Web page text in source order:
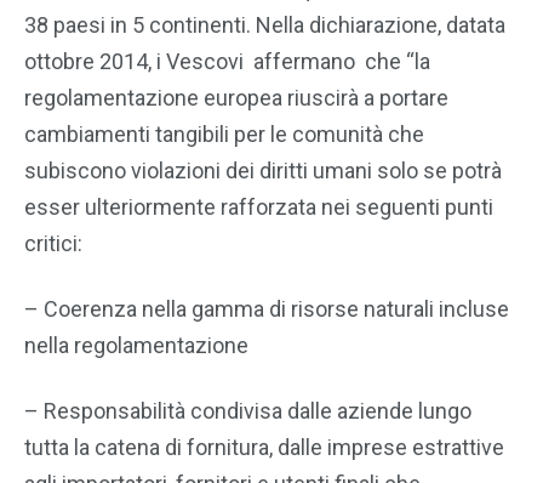
38 paesi in 5 continenti. Nella dichiarazione, datata
ottobre 2014, i Vescovi affermano che “la
regolamentazione europea riuscirà a portare
cambiamenti tangibili per le comunità che
subiscono violazioni dei diritti umani solo se potrà
esser ulteriormente rafforzata nei seguenti punti
critici:
– Coerenza nella gamma di risorse naturali incluse
nella regolamentazione
– Responsabilità condivisa dalle aziende lungo
tutta la catena di fornitura, dalle imprese estrattive